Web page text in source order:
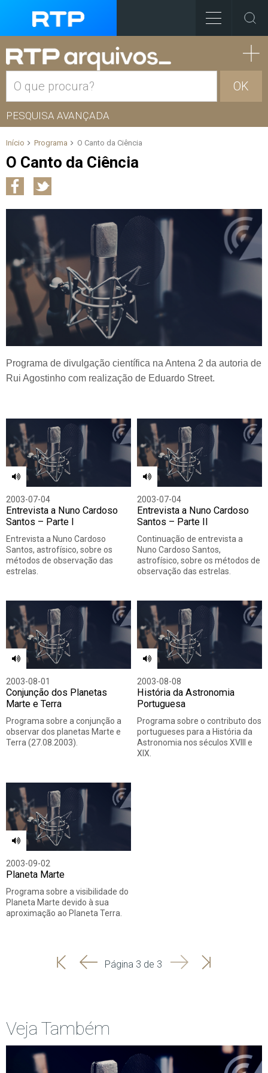
OK
PESQUISA AVANÇADA
Início Programa O Canto da Ciência
O Canto da Ciência
Programa de divulgação científica na Antena 2 da autoria de
Rui Agostinho com realização de Eduardo Street.
2003-07-04
Entrevista a Nuno Cardoso
Santos – Parte I
Entrevista a Nuno Cardoso
Santos, astrofísico, sobre os
métodos de observação das
estrelas.
2003-07-04
Entrevista a Nuno Cardoso
Santos – Parte II
Continuação de entrevista a
Nuno Cardoso Santos,
astrofísico, sobre os métodos de
observação das estrelas.
2003-08-01
Conjunção dos Planetas
Marte e Terra
Programa sobre a conjunção a
observar dos planetas Marte e
Terra (27.08.2003).
2003-08-08
História da Astronomia
Portuguesa
Programa sobre o contributo dos
portugueses para a História da
Astronomia nos séculos XVIII e
XIX.
2003-09-02
Planeta Marte
Programa sobre a visibilidade do
Planeta Marte devido à sua
aproximação ao Planeta Terra.
'
'
Página 3 de 3 SeguinteÚltima
Veja Também